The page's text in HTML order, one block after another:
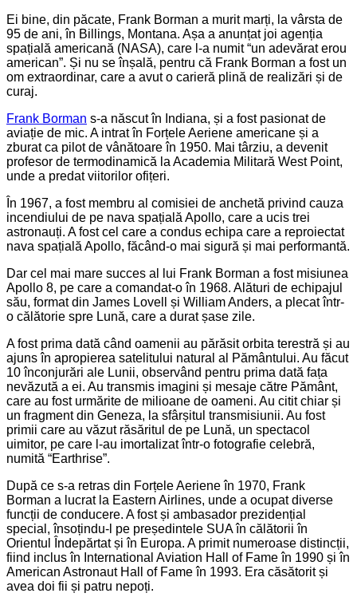
Ei bine, din păcate, Frank Borman a murit marți, la vârsta de
95 de ani, în Billings, Montana. Așa a anunțat joi agenția
spațială americană (NASA), care l-a numit “un adevărat erou
american”. Și nu se înșală, pentru că Frank Borman a fost un
om extraordinar, care a avut o carieră plină de realizări și de
curaj.
Frank Borman s-a născut în Indiana, și a fost pasionat de
aviație de mic. A intrat în Forțele Aeriene americane și a
zburat ca pilot de vânătoare în 1950. Mai târziu, a devenit
profesor de termodinamică la Academia Militară West Point,
unde a predat viitorilor ofițeri.
În 1967, a fost membru al comisiei de anchetă privind cauza
incendiului de pe nava spațială Apollo, care a ucis trei
astronauți. A fost cel care a condus echipa care a reproiectat
nava spațială Apollo, făcând-o mai sigură și mai performantă.
Dar cel mai mare succes al lui Frank Borman a fost misiunea
Apollo 8, pe care a comandat-o în 1968. Alături de echipajul
său, format din James Lovell și William Anders, a plecat într-
o călătorie spre Lună, care a durat șase zile.
A fost prima dată când oamenii au părăsit orbita terestră și au
ajuns în apropierea satelitului natural al Pământului. Au făcut
10 înconjurări ale Lunii, observând pentru prima dată fața
nevăzută a ei. Au transmis imagini și mesaje către Pământ,
care au fost urmărite de milioane de oameni. Au citit chiar și
un fragment din Geneza, la sfârșitul transmisiunii. Au fost
primii care au văzut răsăritul de pe Lună, un spectacol
uimitor, pe care l-au imortalizat într-o fotografie celebră,
numită “Earthrise”.
După ce s-a retras din Forțele Aeriene în 1970, Frank
Borman a lucrat la Eastern Airlines, unde a ocupat diverse
funcții de conducere. A fost și ambasador prezidențial
special, însoțindu-l pe președintele SUA în călătorii în
Orientul Îndepărtat și în Europa. A primit numeroase distincții,
fiind inclus în International Aviation Hall of Fame în 1990 și în
American Astronaut Hall of Fame în 1993. Era căsătorit și
avea doi fii și patru nepoți.